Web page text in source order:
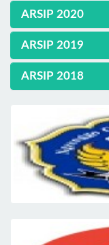
ARSIP 2020
ARSIP 2019
ARSIP 2018